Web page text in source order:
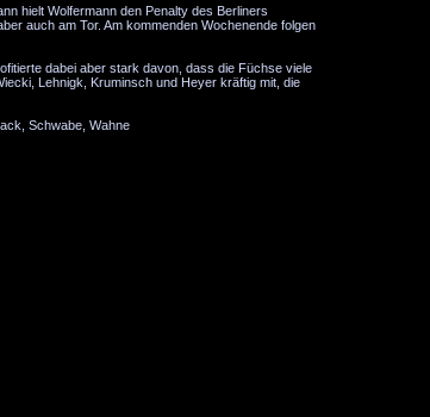
hielt Wolfermann den Penalty des Berliners
auch am Tor. Am kommenden Wochenende folgen
dabei aber stark davon, dass die Füchse viele
Lehnigk, Kruminsch und Heyer kräftig mit, die
Schwabe, Wahne